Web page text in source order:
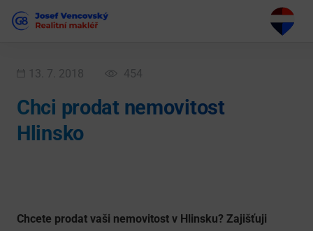
13. 7. 2018 454
Chci prodat nemovitost
Hlinsko
Chcete prodat vaši nemovitost v Hlinsku? Zajišťuji